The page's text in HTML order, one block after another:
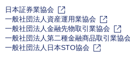
日本証券業協会
一般社団法人資産運用業協会
一般社団法人金融先物取引業協会
一般社団法人第二種金融商品取引業協
一般社団法人日本STO協会